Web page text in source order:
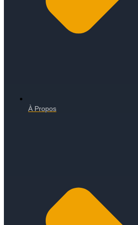
À Propos